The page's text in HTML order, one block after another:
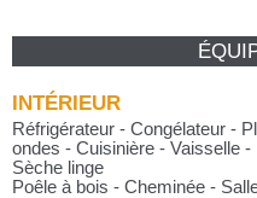
INTÉRIEUR
Réfrigérateur - Congélateur -
ondes - Cuisinière - Vaisselle
Sèche linge
Poêle à bois - Cheminée -